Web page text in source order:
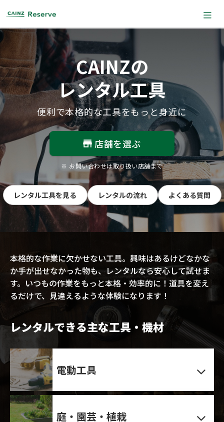
CAINZの
レンタル工具
便利で本格的な工具をもっと身近に
店舗を選ぶ
※ お問い合わせは取り扱い店舗まで
レンタル工具を見る レンタルの流れ よくある質問
本格的な作業に欠かせない工具。興味はあるけどなかな
か手が出せなかった物も、レンタルなら安心して試せま
す。いつもの作業をもっと本格・効率的に！道具を変え
るだけで、見違えるような体験になります！
レンタルできる主な工具・機材
電動工具
庭・園芸・植栽